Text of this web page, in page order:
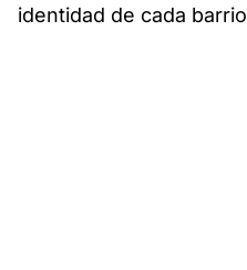
identidad de cada barrio